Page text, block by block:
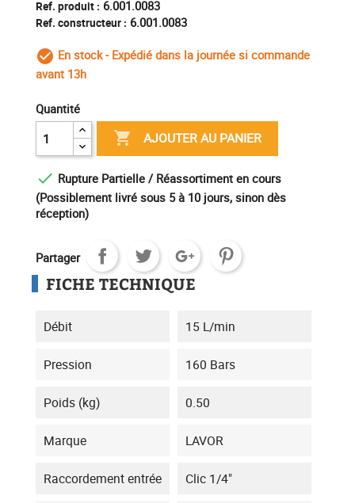
Ref. produit : 6.001.0083
Ref. constructeur : 6.001.0083
check_circle_outline
En stock - Expédié dans la journée si commande
avant 13h
Quantité
 AJOUTER AU PANIER
 Rupture Partielle / Réassortiment en cours
(Possiblement livré sous 5 à 10 jours, sinon dès
réception)
Partager
FICHE TECHNIQUE
Débit 15 L/min
Pression 160 Bars
Poids (kg) 0.50
Marque LAVOR
Raccordement entrée Clic 1/4"